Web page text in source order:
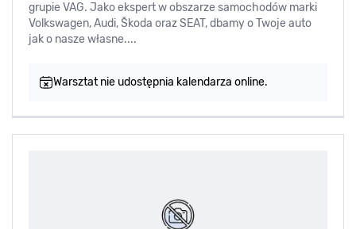
grupie VAG. Jako ekspert w obszarze samochodów marki
Volkswagen, Audi, Škoda oraz SEAT, dbamy o Twoje auto
jak o nasze własne....
Warsztat nie udostępnia kalendarza online.